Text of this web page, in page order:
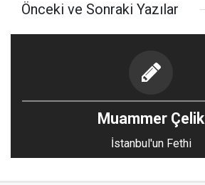
Önceki ve Sonraki Yazılar
Muammer Çelik
İstanbul'un Fethi